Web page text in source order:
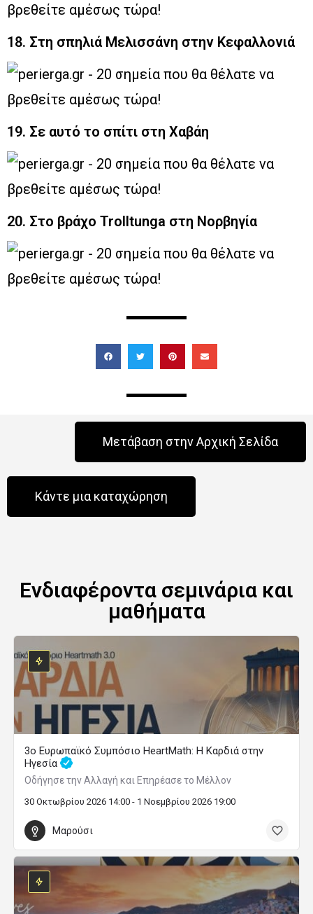
18. Στη σπηλιά Μελισσάνη στην Κεφαλλονιά
19. Σε αυτό το σπίτι στη Χαβάη
20. Στο βράχο Trolltunga στη Νορβηγία
Μετάβαση στην Αρχική Σελίδα
Κάντε μια καταχώρηση
Ενδιαφέροντα σεμινάρια και
μαθήματα
3ο Ευρωπαϊκό Συμπόσιο HeartMath: Η Καρδιά στην
Ηγεσία
Οδήγησε την Αλλαγή και Επηρέασε το Μέλλον
30 Οκτωβρίου 2026 14:00 - 1 Νοεμβρίου 2026 19:00
Μαρούσι